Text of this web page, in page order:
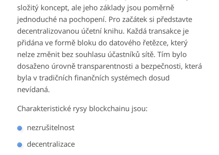
složitý koncept, ale jeho základy jsou poměrně
jednoduché na pochopení. Pro začátek si představte
decentralizovanou účetní knihu. Každá transakce je
přidána ve formě bloku do datového řetězce, který
nelze změnit bez souhlasu účastníků sítě. Tím bylo
dosaženo úrovně transparentnosti a bezpečnosti, která
byla v tradičních finančních systémech dosud
nevídaná.
Charakteristické rysy blockchainu jsou:
nezrušitelnost
decentralizace